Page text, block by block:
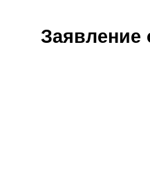
Заявление